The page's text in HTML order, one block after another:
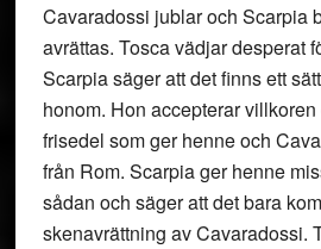
Cavaradossi jublar och Scarpia
avrättas. Tosca vädjar desperat
Scarpia säger att det finns ett
honom. Hon accepterar
frisedel som ger henne och
från Rom. Scarpia ger henne
sådan och säger att det bara
skenavrättning av Cavaradossi.